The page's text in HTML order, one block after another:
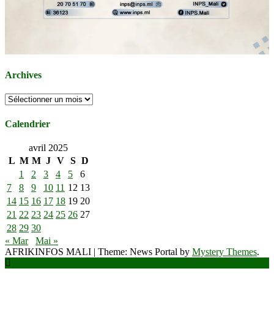
Archives
Archives
Calendrier
avril 2025
L M M J V S D
1
2 3 4 5
6
7
8 9 10 11 12 13
14 15 16 17 18 19 20
21 22 23 24 25 26 27
28 29 30
« Mar
Mai »
AFRIKINFOS MALI | Theme: News Portal by Mystery Themes.